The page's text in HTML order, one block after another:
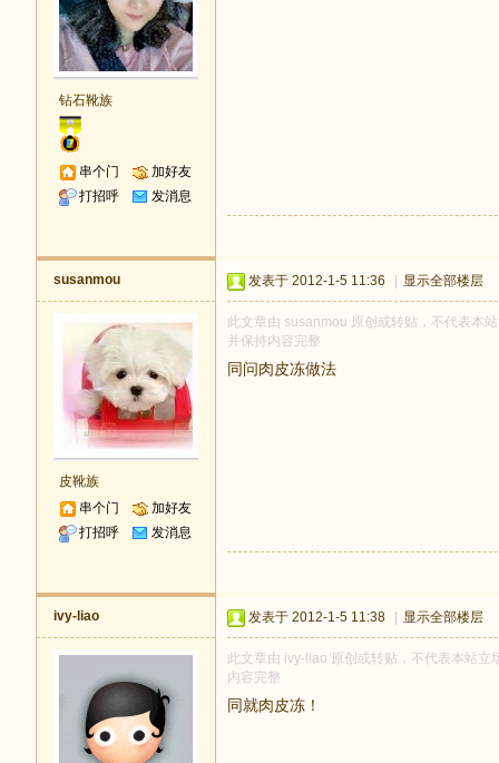
钻石靴族
串个门
加好友
打招呼
发消息
susanmou
皮靴族
串个门
加好友
打招呼
发消息
发表于 2012-1-5 11:36 显示全部楼层
此文章由 susanmou 原创或转贴，不代表本
并保持内容完整
同问肉皮冻做法
ivy-liao 发表于 2012-1-5 11:38 显示全部楼层
此文章由 ivy-liao 原创或转贴，不代表本站
内容完整
同就肉皮冻！